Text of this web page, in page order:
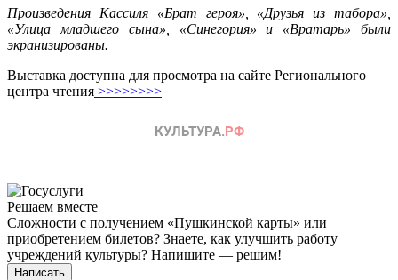
Произведения Кассиля «Брат героя», «Друзья из табора»,
«Улица младшего сына», «Синегория» и «Вратарь» были
экранизированы.
Выставка доступна для просмотра на сайте Регионального
центра чтения >>>>>>>>
Решаем вместе
Сложности с получением «Пушкинской карты» или
приобретением билетов? Знаете, как улучшить работу
учреждений культуры? Напишите — решим!
Написать